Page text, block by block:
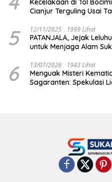
Kecelakaan di Tol
Cianjur Terguling Usai
5 12/11/2025 1999 Lihat
PATANJALA, Jejak
untuk Menjaga Alam
6 13/07/2026 1943 Lihat
Menguak Misteri
Sagaranten: Spekulasi